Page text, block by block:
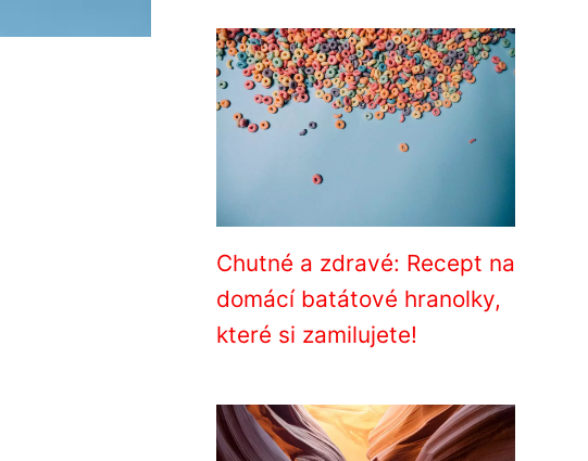
Chutné a zdravé: Recept na
domácí batátové hranolky,
které si zamilujete!